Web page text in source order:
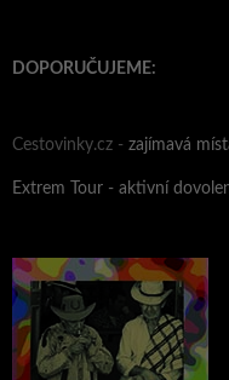
DOPORUČUJEME:
Cestovinky.cz - zajímavá
Extrem Tour - aktivní